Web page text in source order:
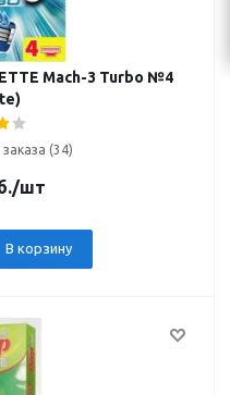
Mach-3 Turbo №4
(34)
/шт
В корзину